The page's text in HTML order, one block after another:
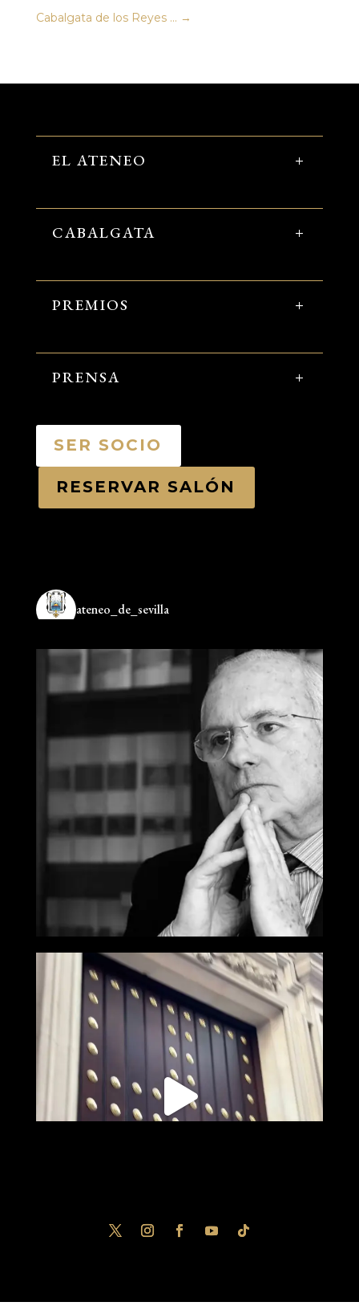
Cabalgata de los Reyes ... →
EL ATENEO
CABALGATA
PREMIOS
PRENSA
SER SOCIO
RESERVAR SALÓN
ateneo_de_sevilla